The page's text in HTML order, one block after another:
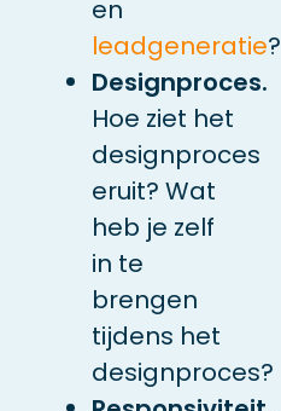
en
leadgeneratie?
Designproces.
Hoe ziet het
designproces
eruit? Wat
heb je zelf
in te
brengen
tijdens het
designproces?